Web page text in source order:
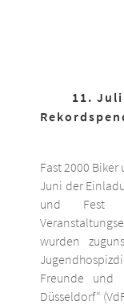
11.
Fast 2000 Biker
Juni der
und Fest
wurden
Freunde und
Düsseldorf“